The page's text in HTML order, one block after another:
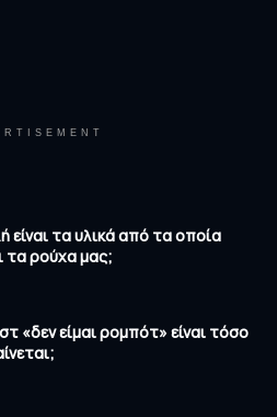
τα υλικά από τα οποία
τα ρούχα μας;
«δεν είμαι ρομπότ» είναι τόσο